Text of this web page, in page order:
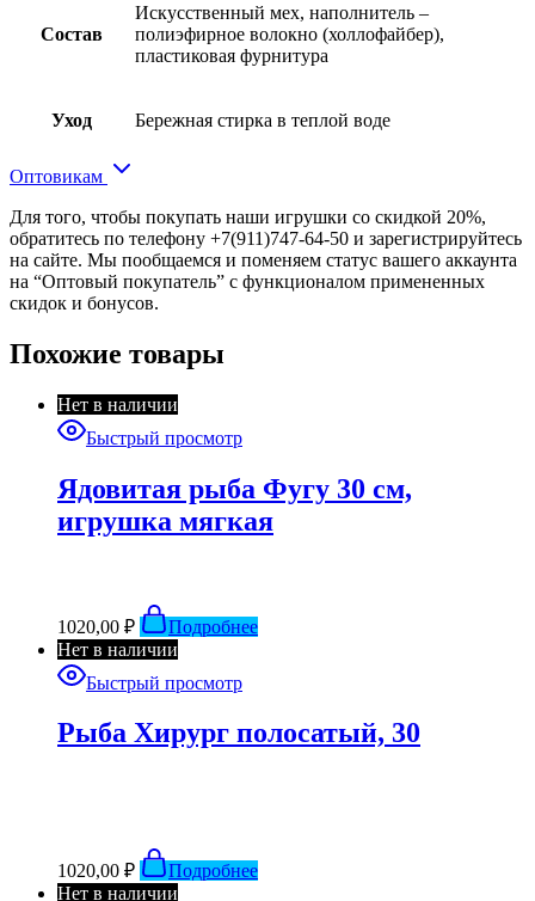
Состав
Искусственный мех, наполнитель –
полиэфирное волокно (холлофайбер),
пластиковая фурнитура
Уход Бережная стирка в теплой воде
Оптовикам
Для того, чтобы покупать наши игрушки со скидкой 20%,
обратитесь по телефону +7(911)747-64-50 и зарегистрируйтесь
на сайте. Мы пообщаемся и поменяем статус вашего аккаунта
на “Оптовый покупатель” с функционалом примененных
скидок и бонусов.
Похожие товары
Нет в наличии
Быстрый просмотр
Ядовитая рыба Фугу 30 см,
игрушка мягкая
1020,00 ₽
Подробнее
Нет в наличии
Быстрый просмотр
Рыба Хирург полосатый, 30
1020,00 ₽
Подробнее
Нет в наличии